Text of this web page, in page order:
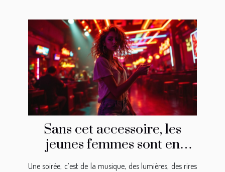
Sans cet accessoire, les
jeunes femmes sont en
danger !
Une soirée, c’est de la musique, des lumières, des rires